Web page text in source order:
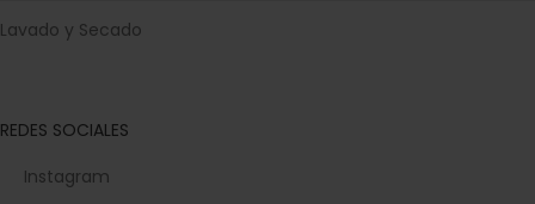
Lavado y Secado
REDES SOCIALES
Instagram